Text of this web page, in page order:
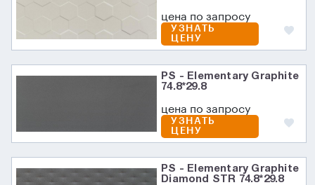
цена по запросу
УЗНАТЬ
ЦЕНУ
PS - Elementary Graphite
74.8*29.8
цена по запросу
УЗНАТЬ
ЦЕНУ
PS - Elementary Graphite
Diamond STR 74.8*29.8